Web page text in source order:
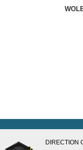
DIRECTION